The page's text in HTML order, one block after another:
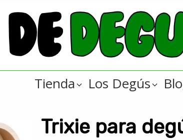
Tienda Los Degús
Trixie para